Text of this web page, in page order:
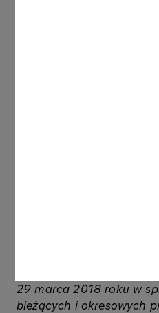
29 marca 2018 roku w
bieżących i okresowych